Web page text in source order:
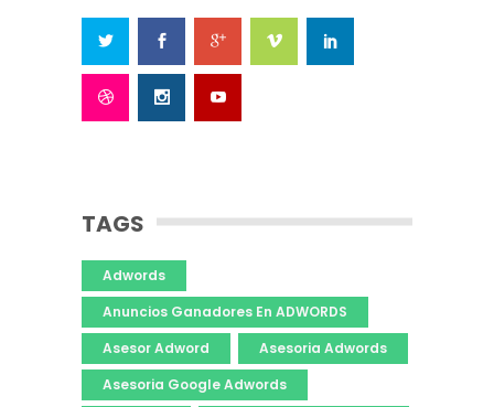
TAGS
Adwords
Anuncios Ganadores En ADWORDS
Asesor Adword
Asesoria Adwords
Asesoria Google Adwords